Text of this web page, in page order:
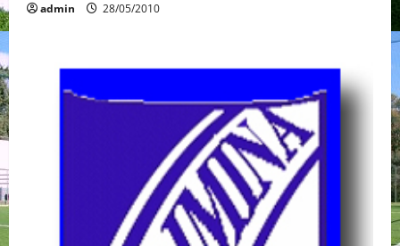
admin 28/05/2010